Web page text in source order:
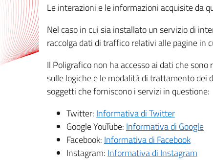
Le interazioni e le informazioni acquisite da
Nel caso in cui sia installato un servizio di
raccolga dati di traffico relativi alle pagine in
Il Poligrafico non ha accesso ai dati che
sulle logiche e le modalità di trattamento
soggetti che forniscono i servizi in questione:
Twitter: Informativa di Twitter
Google YouTube: Informativa di Google
Facebook: Informativa di Facebook
Instagram: Informativa di Instagram